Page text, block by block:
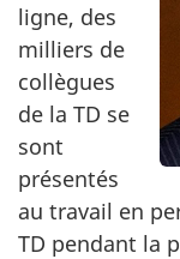
ligne, des
milliers de
collègues
de la TD se
sont
présentés
au travail en
TD pendant la